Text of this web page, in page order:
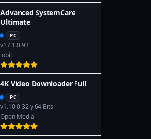
Advanced SystemCare
Ultimate
PC
v17.1.0.93
iobit
4K Video Downloader Full
PC
v1.10.0 32 y 64 Bits
Open Media